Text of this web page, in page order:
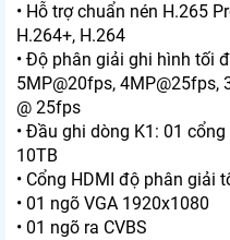
• Hỗ trợ chuẩn nén H.265
H.264+, H.264
• Độ phân giải ghi hình tối
5MP@20fps,
@ 25fps
• Đầu ghi dòng K1: 01
10TB
• Cổng HDMI độ phân giải
• 01 ngõ VGA 1920x1080
• 01 ngõ ra CVBS